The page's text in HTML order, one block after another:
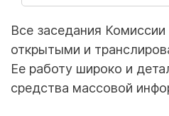
Все заседания
открытыми и
Ее работу широко и
средства массовой